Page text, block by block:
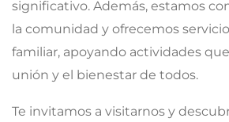
significativo. Además, estamos
la comunidad y ofrecemos
familiar, apoyando actividades
unión y el bienestar de todos.
Te invitamos a visitarnos y